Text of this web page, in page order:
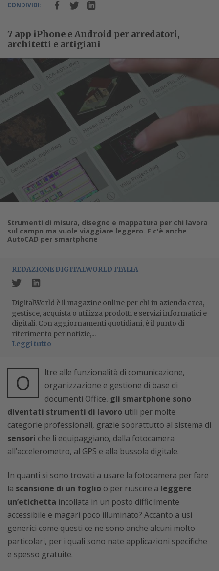
CONDIVIDI:
7 app iPhone e Android per arredatori,
architetti e artigiani
Strumenti di misura, disegno e mappatura per chi lavora
sul campo ma vuole viaggiare leggero. E c'è anche
AutoCAD per smartphone
REDAZIONE DIGITALWORLD ITALIA
DigitalWorld è il magazine online per chi in azienda crea,
gestisce, acquista o utilizza prodotti e servizi informatici e
digitali. Con aggiornamenti quotidiani, è il punto di
riferimento per notizie,...
Leggi tutto
O
ltre alle funzionalità di comunicazione,
organizzazione e gestione di base di
documenti Office, gli smartphone sono
diventati strumenti di lavoro utili per molte
categorie professionali, grazie soprattutto al sistema di
sensori che li equipaggiano, dalla fotocamera
all’accelerometro, al GPS e alla bussola digitale.
In quanti si sono trovati a usare la fotocamera per fare
la scansione di un foglio o per riuscire a leggere
un’etichetta incollata in un posto difficilmente
accessibile e magari poco illuminato? Accanto a usi
generici come questi ce ne sono anche alcuni molto
particolari, per i quali sono nate applicazioni specifiche
e spesso gratuite.